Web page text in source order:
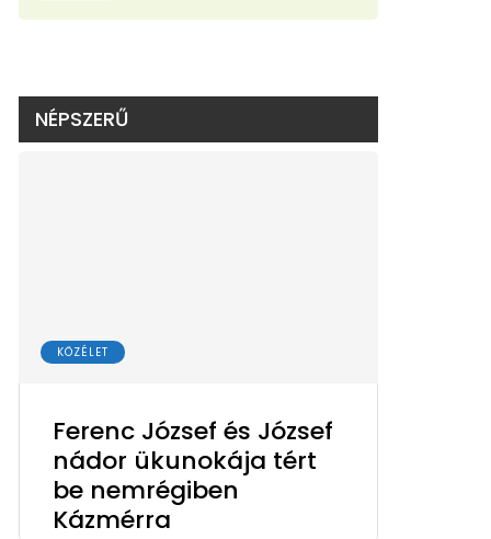
NÉPSZERŰ
KÖZÉLET
Ferenc József és József
nádor ükunokája tért
be nemrégiben
Kázmérra